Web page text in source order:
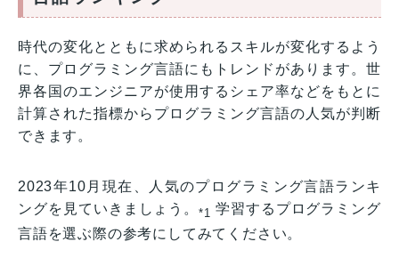
時代の変化とともに求められるスキルが変化するよう
に、プログラミング言語にもトレンドがあります。世
界各国のエンジニアが使用するシェア率などをもとに
計算された指標からプログラミング言語の人気が判断
できます。
2023年10月現在、人気のプログラミング言語ランキ
ングを見ていきましょう。*1 学習するプログラミング
言語を選ぶ際の参考にしてみてください。